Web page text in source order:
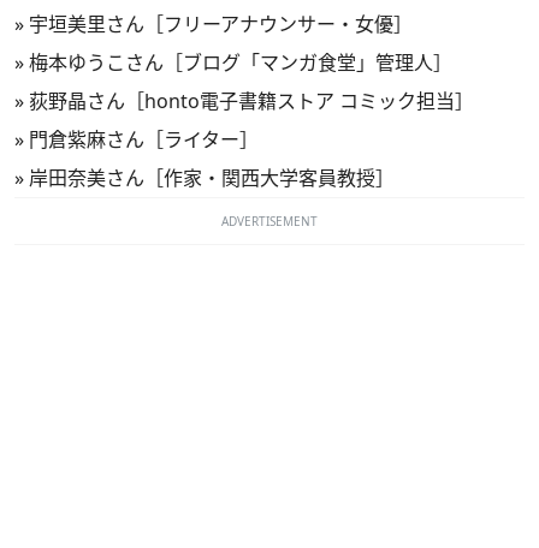
» 宇垣美里さん［フリーアナウンサー・女優］
»梅本ゆうこさん［ブログ「マンガ食堂」管理人］
» 荻野晶さん［honto電子書籍ストア コミック担当］
» 門倉紫麻さん［ライター］
» 岸田奈美さん［作家・関西大学客員教授］
ADVERTISEMENT